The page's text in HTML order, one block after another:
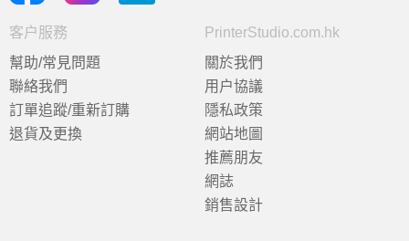
客户服務
幫助/常見問題
聯絡我們
訂單追蹤/重新訂購
退貨及更換
PrinterStudio.com.hk
關於我們
用户協議
隱私政策
網站地圖
推薦朋友
網誌
銷售設計